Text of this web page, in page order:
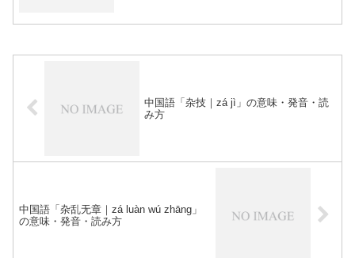
中国語「杂技｜zá jì」の意味・発音・読
み方
中国語「杂乱无章｜zá luàn wú zhāng」
の意味・発音・読み方